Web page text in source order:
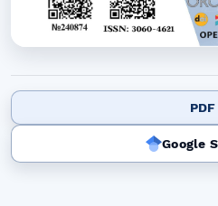
PDF
Google